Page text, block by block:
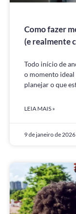
Como fazer
(e realmente
Todo início de
o momento ideal
planejar o que
LEIA MAIS »
9 de janeiro de 2026